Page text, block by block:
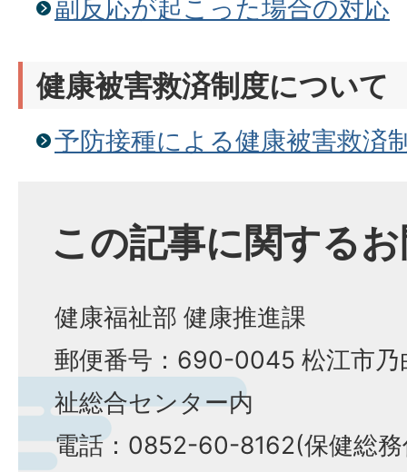
副反応が起こった場合の対応
健康被害救済制度について
予防接種による健康被害救済
この記事に関する
健康福祉部 健康推進課
郵便番号：690-0045 松江市乃
祉総合センター内
電話：0852-60-8162(保健総務